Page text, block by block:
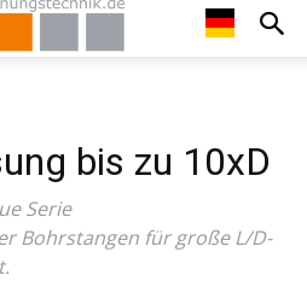
bis zu 10xD
Serie
Bohrstangen für große L/D-